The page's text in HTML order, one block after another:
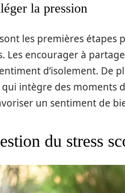
la pression
sont les premières étapes
Les encourager à
d’isolement. De
intègre des moments
un sentiment de
du stress